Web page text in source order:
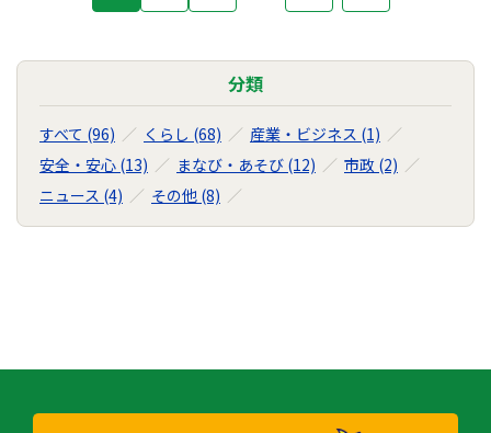
の
ョ
分類
すべて (96) くらし (68)
産業・ビジネス (1)
安全・安心 (13)
まなび・あそび (12)
市政 (2)
ニュース (4)
その他 (8)